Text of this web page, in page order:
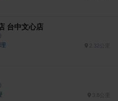
台中文心店